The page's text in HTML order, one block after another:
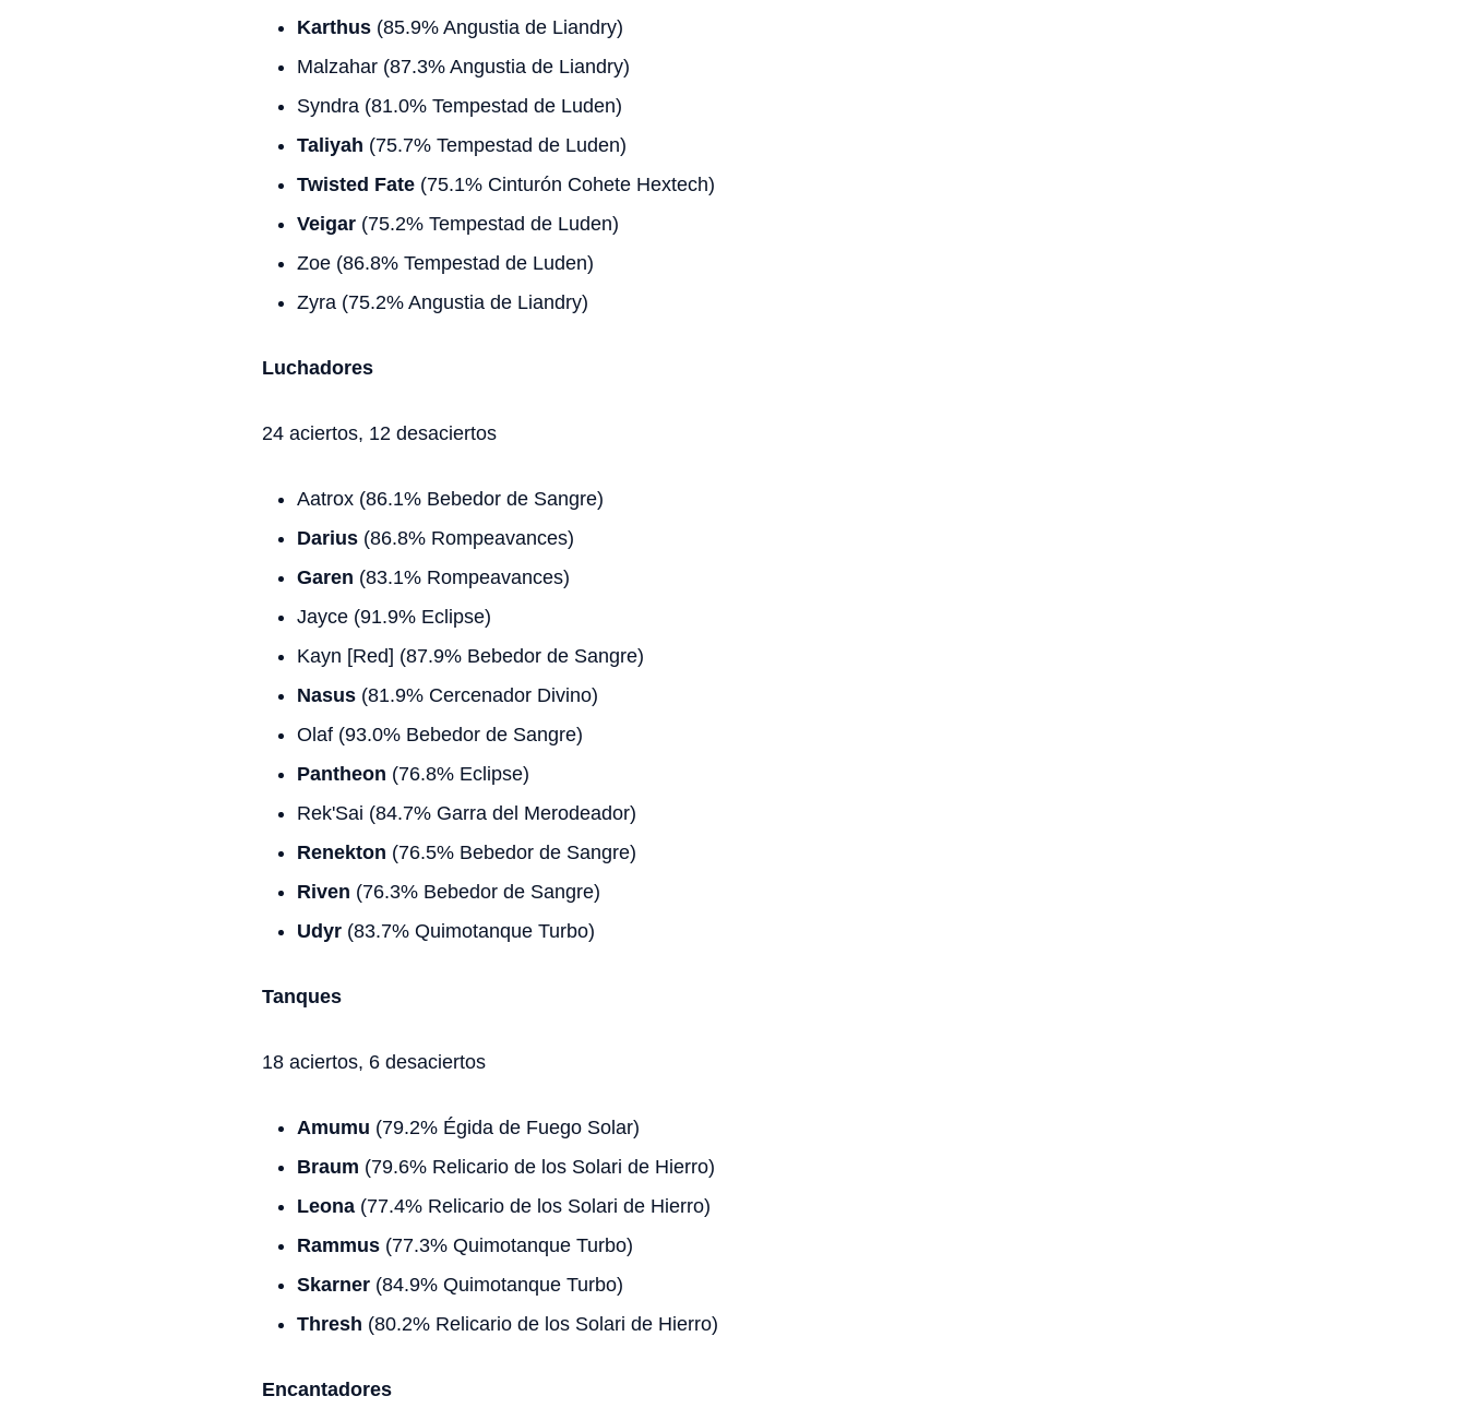
Karthus (85.9% Angustia de Liandry)
Malzahar (87.3% Angustia de Liandry)
Syndra (81.0% Tempestad de Luden)
Taliyah (75.7% Tempestad de Luden)
Twisted Fate (75.1% Cinturón Cohete Hextech)
Veigar (75.2% Tempestad de Luden)
Zoe (86.8% Tempestad de Luden)
Zyra (75.2% Angustia de Liandry)
Luchadores
24 aciertos, 12 desaciertos
Aatrox (86.1% Bebedor de Sangre)
Darius (86.8% Rompeavances)
Garen (83.1% Rompeavances)
Jayce (91.9% Eclipse)
Kayn [Red] (87.9% Bebedor de Sangre)
Nasus (81.9% Cercenador Divino)
Olaf (93.0% Bebedor de Sangre)
Pantheon (76.8% Eclipse)
Rek'Sai (84.7% Garra del Merodeador)
Renekton (76.5% Bebedor de Sangre)
Riven (76.3% Bebedor de Sangre)
Udyr (83.7% Quimotanque Turbo)
Tanques
18 aciertos, 6 desaciertos
Amumu (79.2% Égida de Fuego Solar)
Braum (79.6% Relicario de los Solari de Hierro)
Leona (77.4% Relicario de los Solari de Hierro)
Rammus (77.3% Quimotanque Turbo)
Skarner (84.9% Quimotanque Turbo)
Thresh (80.2% Relicario de los Solari de Hierro)
Encantadores